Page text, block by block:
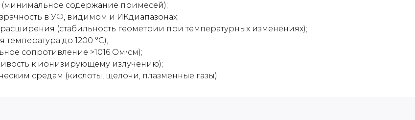
(минимальное содержание примесей);
в УФ, видимом и ИКдиапазонах;
(стабильность геометрии при температурных изменениях);
температура до 1200 °C);
сопротивление >1016 Ом⋅см);
к ионизирующему излучению);
средам (кислоты, щелочи, плазменные газы).